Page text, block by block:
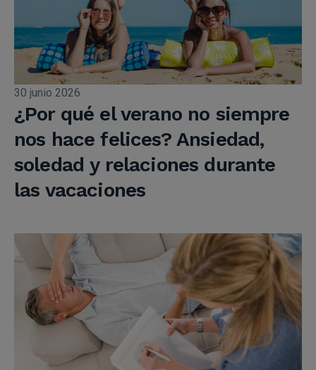
30 junio 2026
¿Por qué el verano no siempre
nos hace felices? Ansiedad,
soledad y relaciones durante
las vacaciones